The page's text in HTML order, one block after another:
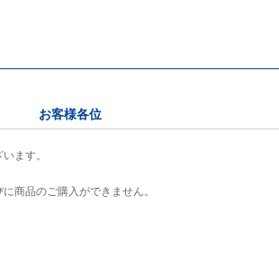
お客様各位
ます。
商品のご購入ができません。